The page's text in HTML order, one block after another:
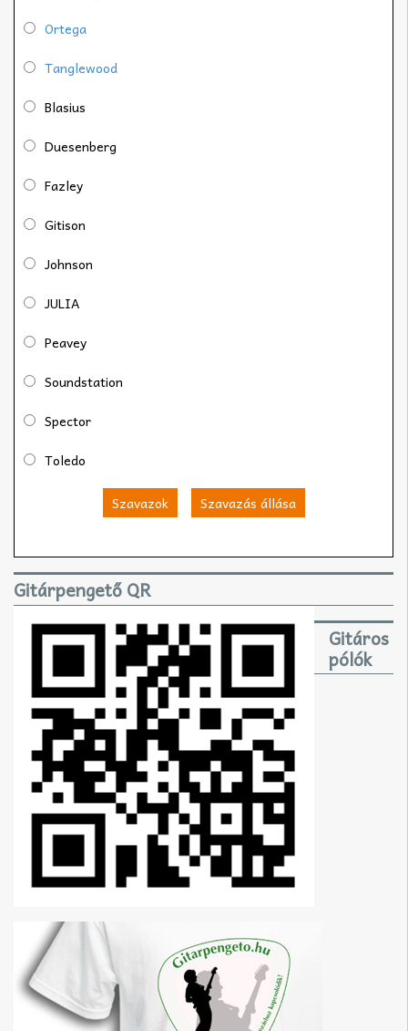
Ortega
Tanglewood
Blasius
Duesenberg
Fazley
Gitison
Johnson
JULIA
Peavey
Soundstation
Spector
Toledo
Szavazok Szavazás állása
Gitárpengető QR
Gitáros
pólók